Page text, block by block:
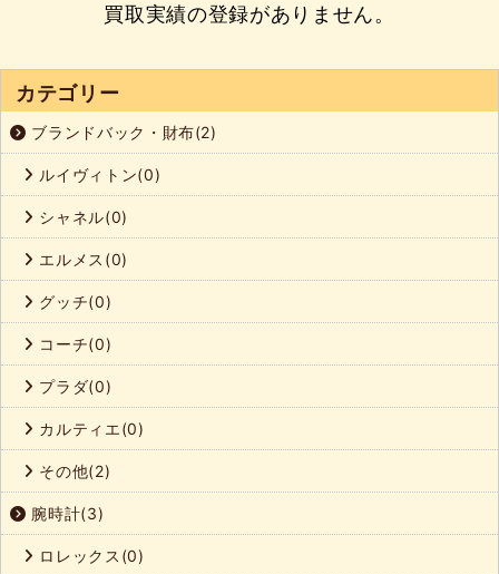
買取実績の登録がありません。
カテゴリー
ブランドバック・財布(2)
ルイヴィトン(0)
シャネル(0)
エルメス(0)
グッチ(0)
コーチ(0)
プラダ(0)
カルティエ(0)
その他(2)
腕時計(3)
ロレックス(0)